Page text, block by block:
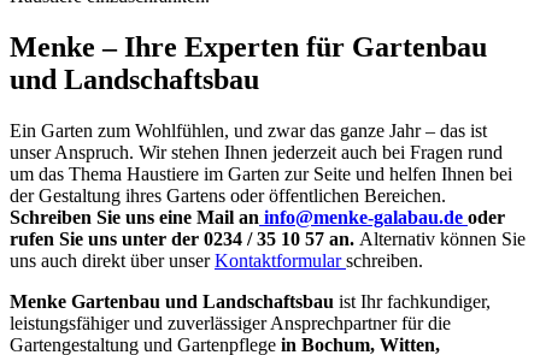
Menke – Ihre Experten für Gartenbau
und Landschaftsbau
Ein Garten zum Wohlfühlen, und zwar das ganze Jahr – das ist
unser Anspruch. Wir stehen Ihnen jederzeit auch bei Fragen rund
um das Thema Haustiere im Garten zur Seite und helfen Ihnen bei
der Gestaltung ihres Gartens oder öffentlichen Bereichen.
Schreiben Sie uns eine Mail an info@menke-galabau.de oder
rufen Sie uns unter der 0234 / 35 10 57 an. Alternativ können Sie
uns auch direkt über unserKontaktformularschreiben.
Menke Gartenbau und Landschaftsbau ist Ihr fachkundiger,
leistungsfähiger und zuverlässiger Ansprechpartner für die
Gartengestaltung und Gartenpflege in Bochum, Witten,